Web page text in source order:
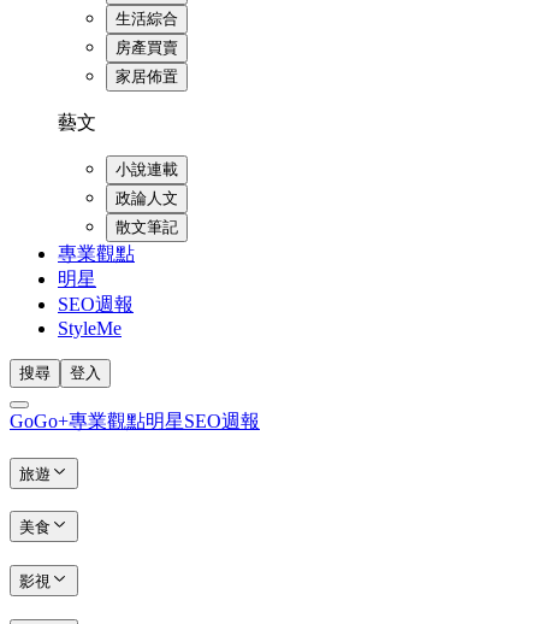
生活綜合
房產買賣
家居佈置
藝文
小說連載
政論人文
散文筆記
專業觀點
明星
SEO週報
StyleMe
搜尋 登入
GoGo+專業觀點明星SEO週報
旅遊
美食
影視